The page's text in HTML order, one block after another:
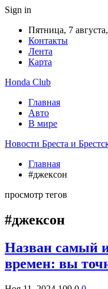
Sign in
Пятница, 7
Контакты
Лента
Карта
Honda Club
Главная
Авто
В мире
Новости Бреста и
Главная
#джексон
просмотр тегов
#джексон
Назван самый
времен: вы